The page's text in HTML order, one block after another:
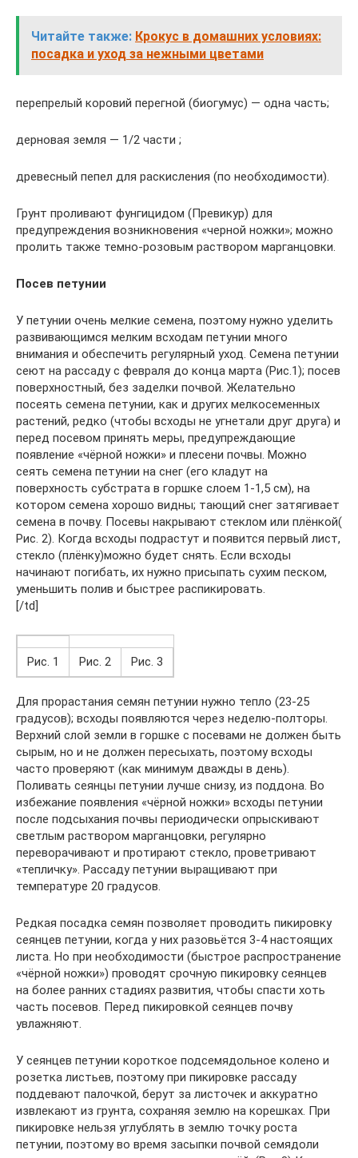
Читайте также: Крокус в домашних условиях:
посадка и уход за нежными цветами
перепрелый коровий перегной (биогумус) — одна часть;
дерновая земля — 1/2 части ;
древесный пепел для раскисления (по необходимости).
Грунт проливают фунгицидом (Превикур) для
предупреждения возникновения «черной ножки»; можно
пролить также темно-розовым раствором марганцовки.
Посев петунии
У петунии очень мелкие семена, поэтому нужно уделить
развивающимся мелким всходам петунии много
внимания и обеспечить регулярный уход. Семена петунии
сеют на рассаду с февраля до конца марта (Рис.1); посев
поверхностный, без заделки почвой. Желательно
посеять семена петунии, как и других мелкосеменных
растений, редко (чтобы всходы не угнетали друг друга) и
перед посевом принять меры, предупреждающие
появление «чёрной ножки» и плесени почвы. Можно
сеять семена петунии на снег (его кладут на
поверхность субстрата в горшке слоем 1-1,5 см), на
котором семена хорошо видны; тающий снег затягивает
семена в почву. Посевы накрывают стеклом или плёнкой(
Рис. 2). Когда всходы подрастут и появится первый лист,
стекло (плёнку)можно будет снять. Если всходы
начинают погибать, их нужно присыпать сухим песком,
уменьшить полив и быстрее распикировать.
[/td]
Рис. 1 Рис. 2 Рис. 3
Для прорастания семян петунии нужно тепло (23-25
градусов); всходы появляются через неделю-полторы.
Верхний слой земли в горшке с посевами не должен быть
сырым, но и не должен пересыхать, поэтому всходы
часто проверяют (как минимум дважды в день).
Поливать сеянцы петунии лучше снизу, из поддона. Во
избежание появления «чёрной ножки» всходы петунии
после подсыхания почвы периодически опрыскивают
светлым раствором марганцовки, регулярно
переворачивают и протирают стекло, проветривают
«тепличку». Рассаду петунии выращивают при
температуре 20 градусов.
Редкая посадка семян позволяет проводить пикировку
сеянцев петунии, когда у них разовьётся 3-4 настоящих
листа. Но при необходимости (быстрое распространение
«чёрной ножки») проводят срочную пикировку сеянцев
на более ранних стадиях развития, чтобы спасти хоть
часть посевов. Перед пикировкой сеянцев почву
увлажняют.
У сеянцев петунии короткое подсемядольное колено и
розетка листьев, поэтому при пикировке рассаду
поддевают палочкой, берут за листочек и аккуратно
извлекают из грунта, сохраняя землю на корешках. При
пикировке нельзя углублять в землю точку роста
петунии, поэтому во время засыпки почвой семядоли